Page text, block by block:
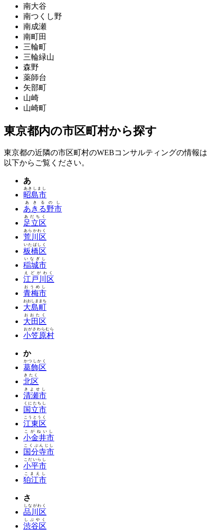
南大谷
南つくし野
南成瀬
南町田
三輪町
三輪緑山
森野
薬師台
矢部町
山崎
山崎町
東京都内の市区町村から探す
東京都の近隣の市区町村のWEBコンサルティングの情報は
以下からご覧ください。
あ
昭島市
あきしまし
あきる野市
あきるのし
足立区
あだちく
荒川区
あらかわく
板橋区
いたばしく
稲城市
いなぎし
江戸川区
えどがわく
青梅市
おうめし
大島町
おおしままち
大田区
おおたく
小笠原村
おがさわらむら
か
葛飾区
かつしかく
北区
きたく
清瀬市
きよせし
国立市
くにたちし
江東区
こうとうく
小金井市
こがねいし
国分寺市
こくぶんじし
小平市
こだいらし
狛江市
こまえし
さ
品川区
しながわく
渋谷区
しぶやく